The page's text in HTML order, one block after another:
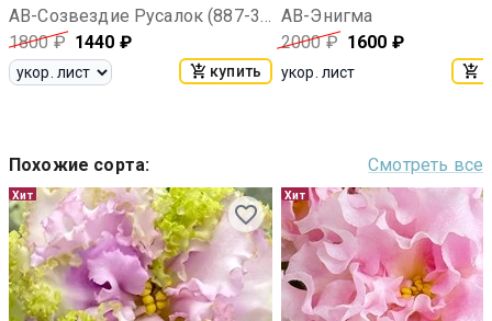
АВ-Созвездие Русалок (887-34)
1800₽ 1440 ₽
купить
АВ-Энигма
2000₽ 1600 ₽
укор. лист
Похожие сорта: Смотреть все
Хит Хит